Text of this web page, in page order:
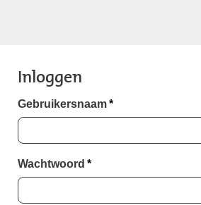
Inloggen
Gebruikersnaam*
Wachtwoord *